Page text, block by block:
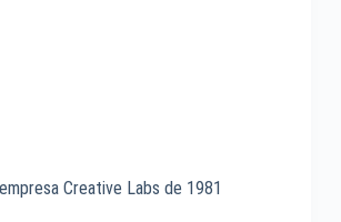
Creative Labs de 1981